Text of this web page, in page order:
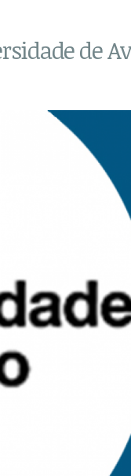
de